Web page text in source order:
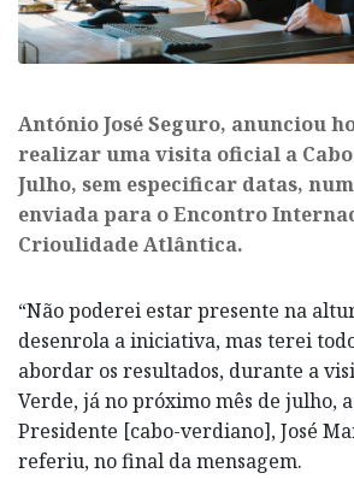
António José Seguro, anunciou
realizar uma visita oficial a Cabo
Julho, sem especificar datas,
enviada para o Encontro
Crioulidade Atlântica.
“Não poderei estar presente na
desenrola a iniciativa, mas terei
abordar os resultados, durante a
Verde, já no próximo mês de julho,
Presidente [cabo-verdiano], José
referiu, no final da mensagem.